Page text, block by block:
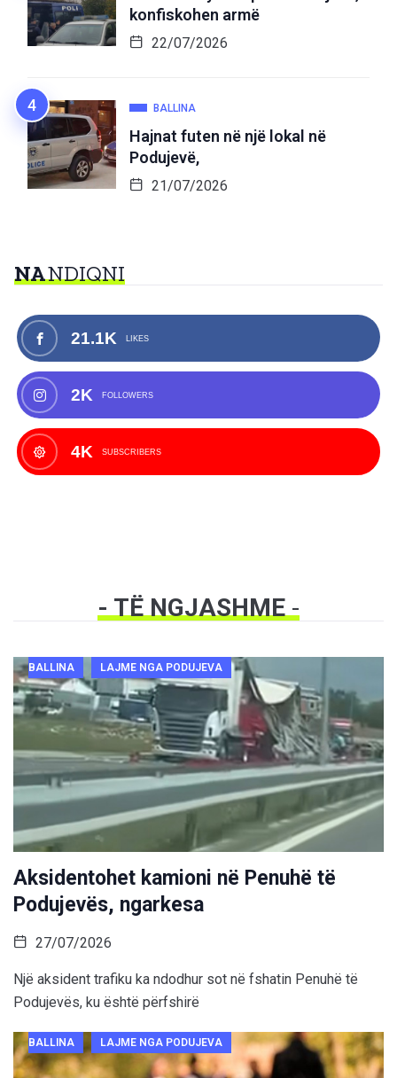
konfiskohen armë
22/07/2026
BALLINA
Hajnat futen në një lokal në
Podujevë,
21/07/2026
NANDIQNI
21.1K LIKES
2K FOLLOWERS
4K SUBSCRIBERS
- TË NGJASHME-
BALLINA LAJME NGA PODUJEVA
Aksidentohet kamioni në Penuhë të
Podujevës, ngarkesa
27/07/2026
Një aksident trafiku ka ndodhur sot në fshatin Penuhë të
Podujevës, ku është përfshirë
BALLINA LAJME NGA PODUJEVA